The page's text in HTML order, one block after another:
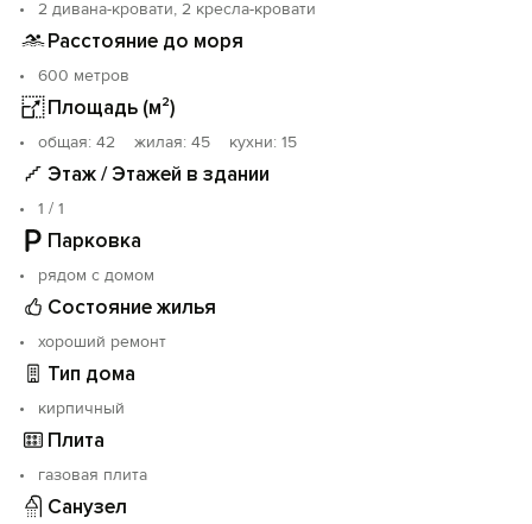
2 дивана-кровати, 2 кресла-кровати
Расстояние до моря
600 метров
Площадь (м²)
oбщая: 42 жилая: 45 кухни: 15
Этаж / Этажей в здании
1 / 1
Парковка
рядом с домом
Состояние жилья
хороший ремонт
Тип дома
кирпичный
Плита
газовая плита
Санузел